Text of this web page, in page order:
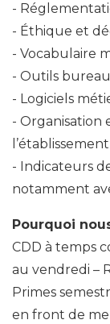
Éthique et
Vocabulaire
Outils
Logiciels
Organisation
Indicateurs
notamment
Pourquoi
CDD à temps
au vendredi –
Primes
en front de